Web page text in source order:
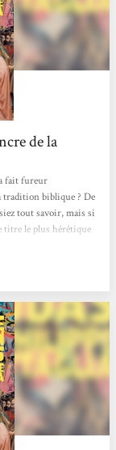
de la
fait fureur
tradition biblique ? De
tout savoir, mais si
titre le plus hérétique
! C'est l'OLNI le plus